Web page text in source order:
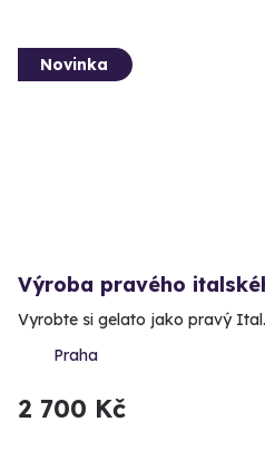
Novinka
Výroba pravého
Vyrobte si gelato jako pravý Ital.
Praha
2 700 Kč